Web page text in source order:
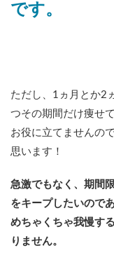
です。
ただし、1ヵ月とか2
つその期間だけ痩せ
お役に立てませんの
思います！
急激でもなく、期間
をキープしたいのであ
めちゃくちゃ我慢す
りません。